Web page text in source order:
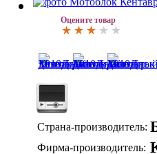
Оцените товар
Страна-производитель:
Фирма-производитель: